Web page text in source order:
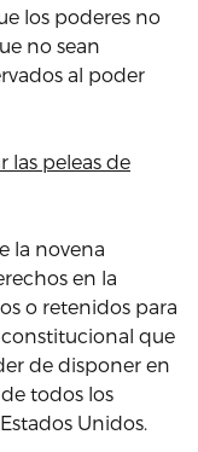
los poderes no
no sean
al poder
las peleas de
la novena
en la
o retenidos para
que
de disponer en
todos los
Unidos.